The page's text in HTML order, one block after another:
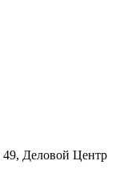
49, Деловой Центр